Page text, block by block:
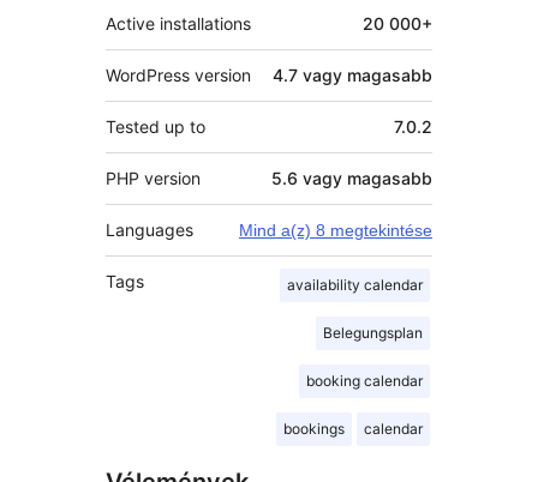
Active installations 20 000+
WordPress version 4.7 vagy magasabb
Tested up to 7.0.2
PHP version 5.6 vagy magasabb
Languages Mind a(z) 8 megtekintése
Tags availability calendar
Belegungsplan
booking calendar
bookings calendar